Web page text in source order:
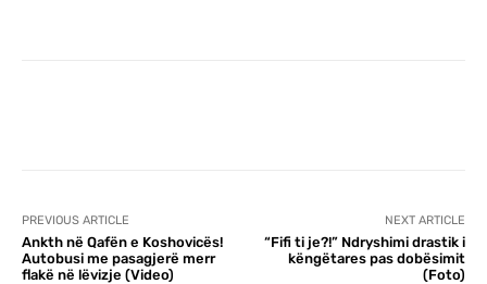
PREVIOUS ARTICLE
Ankth në Qafën e Koshovicës!
Autobusi me pasagjerë merr
flakë në lëvizje (Video)
NEXT ARTICLE
“Fifi ti je?!” Ndryshimi drastik i
këngëtares pas dobësimit
(Foto)